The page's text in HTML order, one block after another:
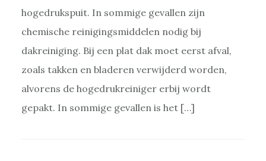
hogedrukspuit. In sommige gevallen zijn
chemische reinigingsmiddelen nodig bij
dakreiniging. Bij een plat dak moet eerst afval,
zoals takken en bladeren verwijderd worden,
alvorens de hogedrukreiniger erbij wordt
gepakt. In sommige gevallen is het […]